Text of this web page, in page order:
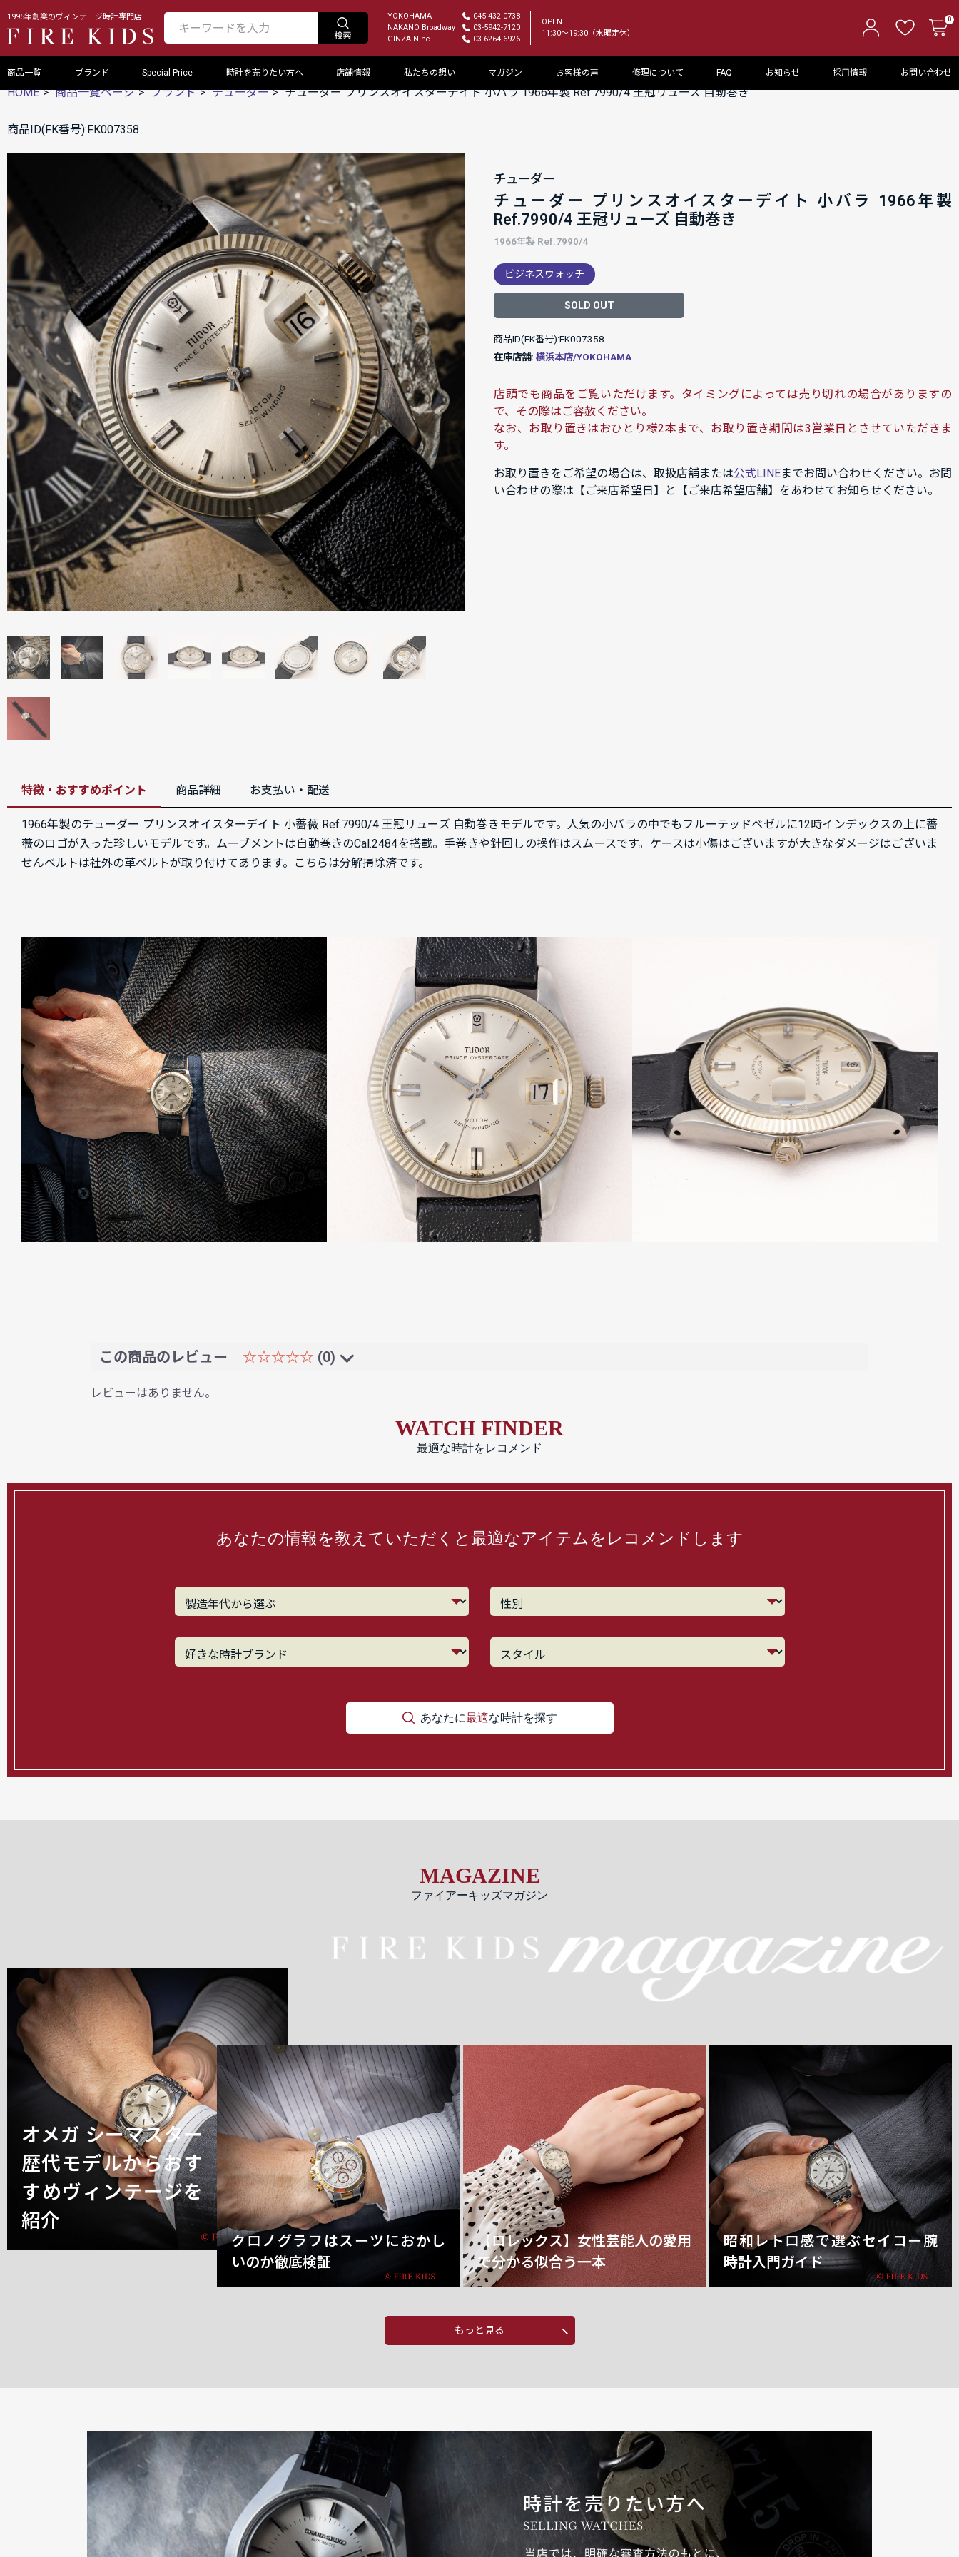
1995年創業のヴィンテージ時計専門店 YOKOHAMA
045-432-0738
NAKANO Broadway
03-5942-7120
GINZA Nine
03-6264-6926
OPEN
11:30～19:30（水曜定休）
0
商品一覧 ブランド Special Price 時計を売りたい方へ 店舗情報 私たちの想い マガジン お客様の声 修理について FAQ お知らせ 採用情報 お問い合わせ
HOME 商品一覧ページ ブランド チューダー チューダー プリンスオイスターデイト 小バラ 1966年製 Ref.7990/4 王冠リューズ 自動巻き
商品ID(FK番号):FK007358
チューダー
チューダー プリンスオイスターデイト 小バラ 1966年製
Ref.7990/4 王冠リューズ 自動巻き
1966年製 Ref.7990/4
ビジネスウォッチ
SOLD OUT
商品ID(FK番号):FK007358
在庫店舗: 横浜本店/YOKOHAMA
店頭でも商品をご覧いただけます。タイミングによっては売り切れの場合がありますの
で、その際はご容赦ください。
なお、お取り置きはおひとり様2本まで、お取り置き期間は3営業日とさせていただきま
す。
お取り置きをご希望の場合は、取扱店舗または公式LINEまでお問い合わせください。お問
い合わせの際は【ご来店希望日】と【ご来店希望店舗】をあわせてお知らせください。
特徴・おすすめポイント 商品詳細 お支払い・配送
1966年製のチューダー プリンスオイスターデイト 小薔薇 Ref.7990/4 王冠リューズ 自動巻きモデルです。人気の小バラの中でもフルーテッドベゼルに12時インデックスの上に薔
薇のロゴが入った珍しいモデルです。ムーブメントは自動巻きのCal.2484を搭載。手巻きや針回しの操作はスムースです。ケースは小傷はございますが大きなダメージはございま
せんベルトは社外の革ベルトが取り付けてあります。こちらは分解掃除済です。
この商品のレビュー ☆☆☆☆☆ (0)
レビューはありません。
WATCH FINDER
最適な時計をレコメンド
あなたの情報を教えていただくと最適なアイテムをレコメンドします
あなたに最適な時計を探す
MAGAZINE
ファイアーキッズマガジン
オメガ シーマスター
歴代モデルからおす
すめヴィンテージを
紹介
クロノグラフはスーツにおかし
いのか徹底検証
【ロレックス】女性芸能人の愛用
で分かる似合う一本
昭和レトロ感で選ぶセイコー腕
時計入門ガイド
もっと見る